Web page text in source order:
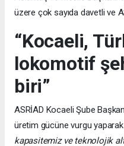
üzere çok sayıda davetli ve
“Kocaeli,
lokomotif
biri”
ASRİAD Kocaeli Şube
üretim gücüne vurgu yaparak
kapasitemiz ve teknolojik